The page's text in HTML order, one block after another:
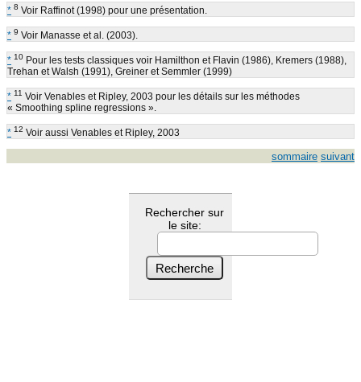
* 8 Voir Raffinot (1998) pour une présentation.
* 9 Voir Manasse et al. (2003).
* 10 Pour les tests classiques voir Hamilthon et Flavin (1986), Kremers (1988),
Trehan et Walsh (1991), Greiner et Semmler (1999)
* 11 Voir Venables et Ripley, 2003 pour les détails sur les méthodes
« Smoothing spline regressions ».
* 12 Voir aussi Venables et Ripley, 2003
sommaire suivant
Rechercher sur
le site: